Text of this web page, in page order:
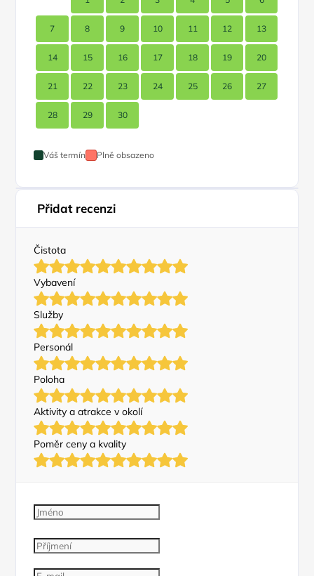
7 8 9 10 11 12 13
14 15 16 17 18 19 20
21 22 23 24 25 26 27
28 29 30
Váš termín Plně obsazeno
Přidat recenzi
Čistota
Vybavení
Služby
Personál
Poloha
Aktivity a atrakce v okolí
Poměr ceny a kvality